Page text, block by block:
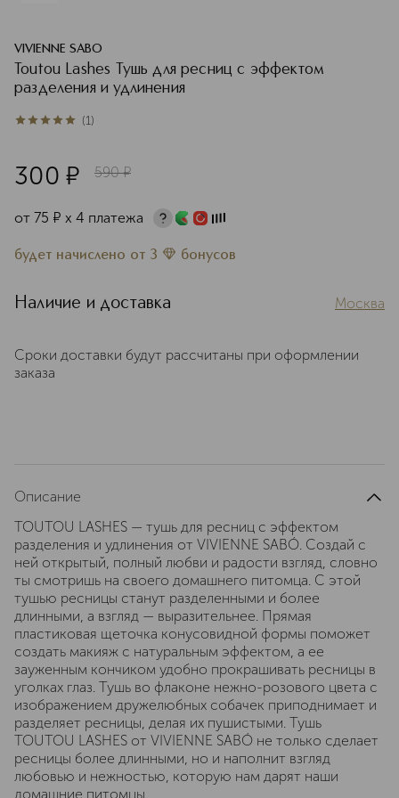
VIVIENNE SABO
Toutou Lashes Тушь для ресниц c эффектом
разделения и удлинения
5из 51 (1)
300 ¤ 590 ¤
от 75 ¤ х 4 платежа
будет начислено от 3 бонусов
Наличие и доставка Москва
Сроки доставки будут рассчитаны при оформлении
заказа
Описание
TOUTOU LASHES — тушь для ресниц с эффектом
разделения и удлинения от VIVIENNE SABÓ. Создай с
ней открытый, полный любви и радости взгляд, словно
ты смотришь на своего домашнего питомца. С этой
тушью ресницы станут разделенными и более
длинными, а взгляд — выразительнее. Прямая
пластиковая щеточка конусовидной формы поможет
создать макияж с натуральным эффектом, а ее
зауженным кончиком удобно прокрашивать ресницы в
уголках глаз. Тушь во флаконе нежно-розового цвета с
изображением дружелюбных собачек приподнимает и
разделяет ресницы, делая их пушистыми. Тушь
TOUTOU LASHES от VIVIENNE SABÓ не только сделает
ресницы более длинными, но и наполнит взгляд
любовью и нежностью, которую нам дарят наши
домашние питомцы.